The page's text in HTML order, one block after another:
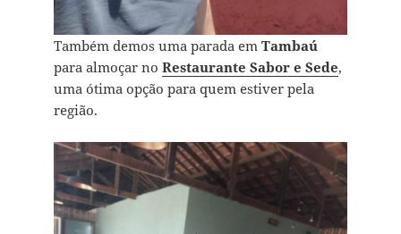
Também demos uma parada em Tambaú
para almoçar no Restaurante Sabor e Sede,
uma ótima opção para quem estiver pela
região.